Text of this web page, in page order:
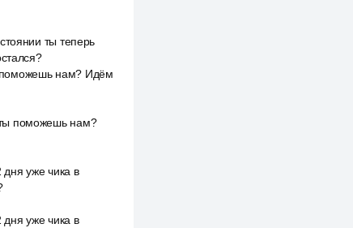
ты теперь
поможешь нам? Идём
ты поможешь нам?
уже чика в
уже чика в